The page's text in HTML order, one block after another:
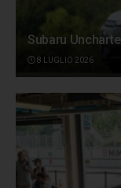
Subaru
8 LUGLIO 2026